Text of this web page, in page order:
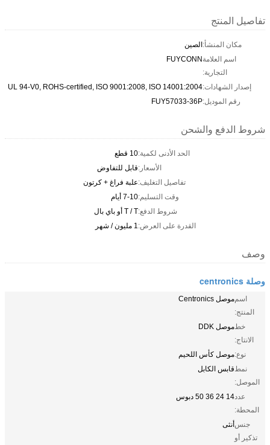
تفاصيل المنتج
مكان المنشأ:الصين
اسم العلامة
التجارية:
FUYCONN
إصدار الشهادات:UL 94-V0, ROHS-certified, ISO 9001:2008, ISO 14001:2004
رقم الموديل:FUY57033-36P
شروط الدفع والشحن
الحد الأدنى لكمية:10 قطع
الأسعار:قابل للتفاوض
تفاصيل التغليف:علبة فراغ + كرتون
وقت التسليم:7-10 أيام
شروط الدفع:T / T أو باي بال
القدرة على العرض:1 مليون / شهر
وصف
وصلة centronics
اسم
المنتج:
موصل Centronics
خط
الانتاج:
موصل DDK
نوع:موصل كأس اللحيم
نمط
الموصل:
قابس الكابل
عدد
المحطة:
14 24 36 50 دبوس
جنس
تذكير أو
أنثى